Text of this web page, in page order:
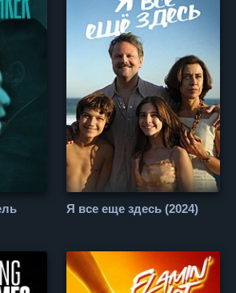
Я все еще здесь (2024)